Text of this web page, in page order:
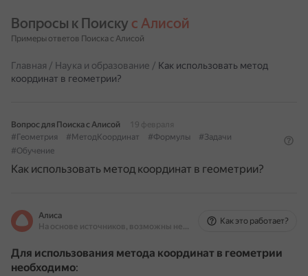
Вопросы к Поиску с Алисой
Примеры ответов Поиска с Алисой
Главная / Наука и образование / Как использовать метод
координат в геометрии?
Вопрос для Поиска с Алисой
19 февраля
#Геометрия
#МетодКоординат #Формулы
#Задачи
#Обучение
Как использовать метод координат в геометрии?
Алиса
На основе источников, возможны неточности
Как это работает?
Для использования метода координат в геометрии
необходимо: